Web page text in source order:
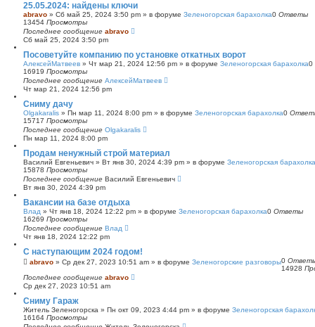
25.05.2024: найдены ключи
abravo » Сб май 25, 2024 3:50 pm » в форуме Зеленогорская барахолка0 Ответы
13454 Просмотры
Последнее сообщение abravo
Сб май 25, 2024 3:50 pm
Посоветуйте компанию по установке откатных ворот
АлексейМатвеев » Чт мар 21, 2024 12:56 pm » в форуме Зеленогорская барахолка0
16919 Просмотры
Последнее сообщение АлексейМатвеев
Чт мар 21, 2024 12:56 pm
Сниму дачу
Olgakaralis » Пн мар 11, 2024 8:00 pm » в форуме Зеленогорская барахолка0
15717 Просмотры
Последнее сообщение Olgakaralis
Пн мар 11, 2024 8:00 pm
Продам ненужный строй материал
Василий Евгеньевич » Вт янв 30, 2024 4:39 pm » в форуме Зеленогорская барахолка
15878 Просмотры
Последнее сообщение Василий Евгеньевич
Вт янв 30, 2024 4:39 pm
Вакансии на базе отдыха
Влад » Чт янв 18, 2024 12:22 pm » в форуме Зеленогорская барахолка0 Ответы
16269 Просмотры
Последнее сообщение Влад
Чт янв 18, 2024 12:22 pm
С наступающим 2024 годом!
abravo » Ср дек 27, 2023 10:51 am » в форуме Зеленогорские разговоры0
14928
Последнее сообщение abravo
Ср дек 27, 2023 10:51 am
Сниму Гараж
Житель Зеленогорска » Пн окт 09, 2023 4:44 pm » в форуме Зеленогорская
16164 Просмотры